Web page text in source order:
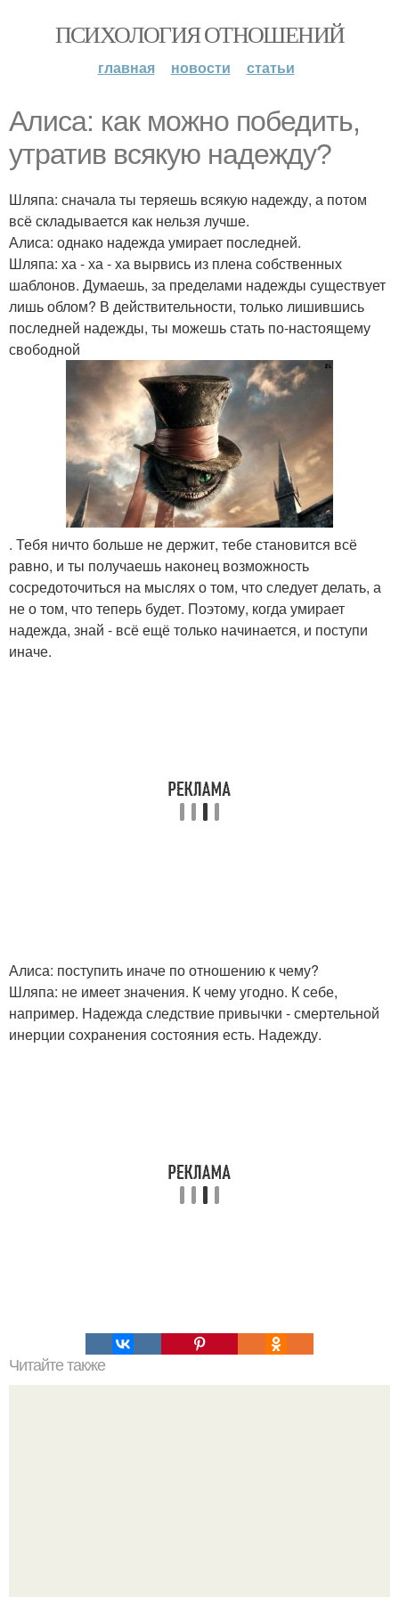
ПСИХОЛОГИЯ ОТНОШЕНИЙ
главная новости статьи
Алиса: как можно победить,
утратив всякую надежду?
Шляпа: сначала ты теряешь всякую надежду, а потом
всё складывается как нельзя лучше.
Алиса: однако надежда умирает последней.
Шляпа: ха - ха - ха вырвись из плена собственных
шаблонов. Думаешь, за пределами надежды существует
лишь облом? В действительности, только лишившись
последней надежды, ты можешь стать по-настоящему
свободной
. Тебя ничто больше не держит, тебе становится всё
равно, и ты получаешь наконец возможность
сосредоточиться на мыслях о том, что следует делать, а
не о том, что теперь будет. Поэтому, когда умирает
надежда, знай - всё ещё только начинается, и поступи
иначе.
Алиса: поступить иначе по отношению к чему?
Шляпа: не имеет значения. К чему угодно. К себе,
например. Надежда следствие привычки - смертельной
инерции сохранения состояния есть. Надежду.
Читайте также